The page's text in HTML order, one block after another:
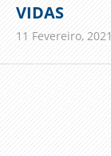
VIDAS
11 Fevereiro, 2021